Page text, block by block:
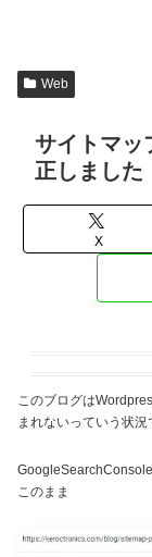
Web
サイトマッ
正しました
X
このブログは
まれないっていう状況
このまま